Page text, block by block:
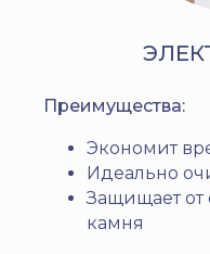
Преимущества:
Экономит
Идеально
Защищает от
камня